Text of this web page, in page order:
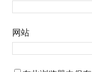
网站